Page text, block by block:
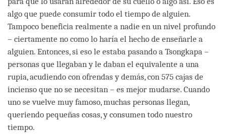
algo que puede consumir todo el tiempo de alguien.
Tampoco beneficia realmente a nadie en un nivel profundo
– ciertamente no como lo haría el hecho de enseñarle a
alguien. Entonces, si eso le estaba pasando a Tsongkapa –
personas que llegaban y le daban el equivalente a una
rupia, acudiendo con ofrendas y demás, con 575 cajas de
incienso que no se necesitan – es mejor mudarse. Cuando
uno se vuelve muy famoso, muchas personas llegan,
queriendo pequeñas cosas, y consumen todo nuestro
tiempo.